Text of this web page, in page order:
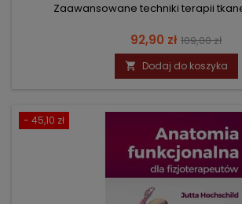
Zaawansowane techniki terapii
Cena
92,90 zł Cena
109,00 zł
 Dodaj do koszyka
- 45,10 zł